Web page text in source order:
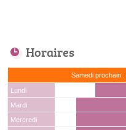
Horaires
Samedi prochain :
Lundi
Mardi
Mercredi